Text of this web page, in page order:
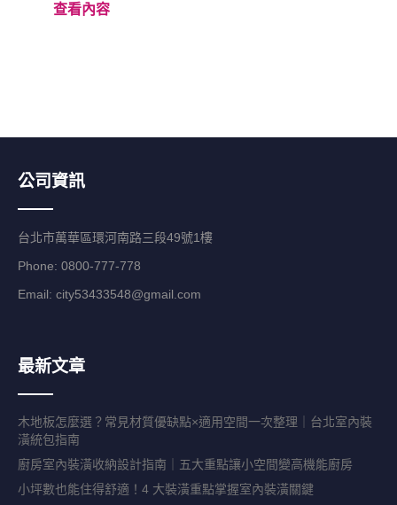
查看內容
公司資訊
台北市萬華區環河南路三段49號1樓
Phone: 0800-777-778
Email: city53433548@gmail.com
最新文章
木地板怎麼選？常見材質優缺點×適用空間一次整理｜台北室內裝
潢統包指南
廚房室內裝潢收納設計指南｜五大重點讓小空間變高機能廚房
小坪數也能住得舒適！4 大裝潢重點掌握室內裝潢關鍵